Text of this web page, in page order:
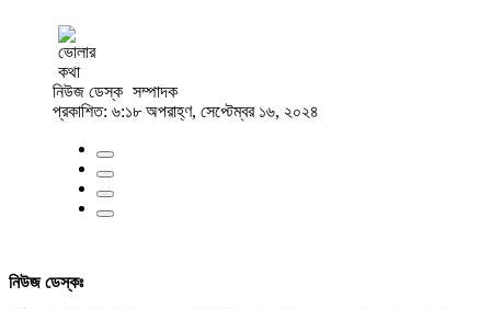
নিউজ ডেস্ক সম্পাদক
প্রকাশিত: ৬:১৮ অপরাহ্ণ, সেপ্টেম্বর ১৬, ২০২৪
নিউজ ডেস্কঃ